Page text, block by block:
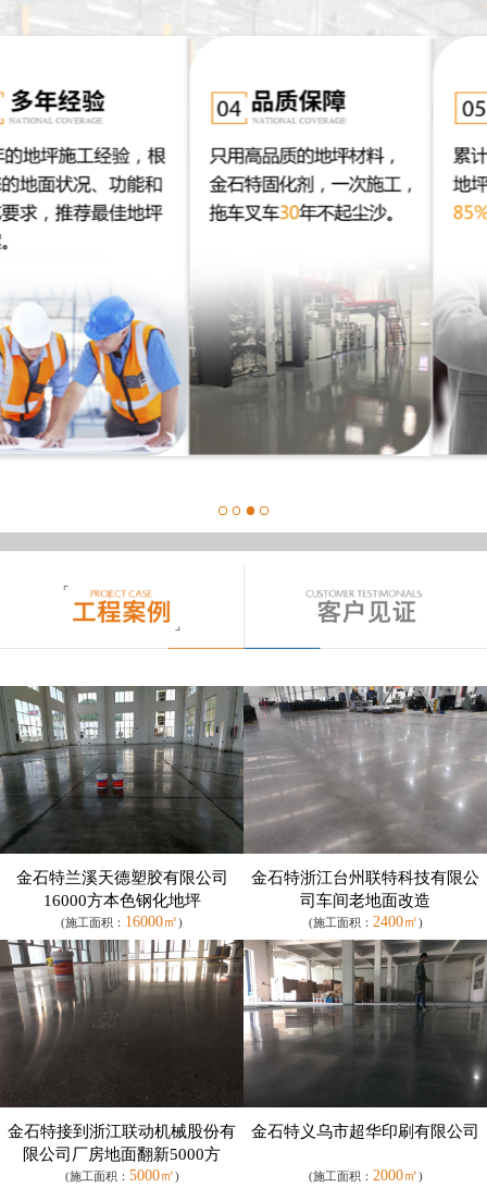
金石特兰溪天德塑胶有限公司
16000方本色钢化地坪
(施工面积： 16000㎡)
金石特浙江台州联特科技有限公
司车间老地面改造
(施工面积： 2400㎡)
金石特接到浙江联动机械股份有
限公司厂房地面翻新5000方
(施工面积： 5000㎡)
金石特义乌市超华印刷有限公司
(施工面积： 2000㎡)